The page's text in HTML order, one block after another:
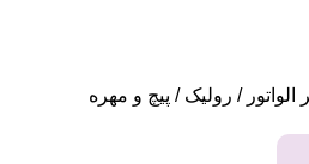
/ رولیک / پیچ و مهره